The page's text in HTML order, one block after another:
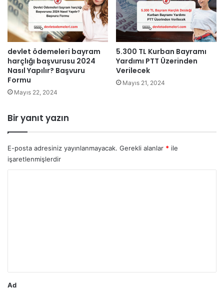
devlet ödemeleri bayram
harçlığı başvurusu 2024
Nasıl Yapılır? Başvuru
Formu
Mayıs 22, 2024
5.300 TL Kurban Bayramı
Yardımı PTT Üzerinden
Verilecek
Mayıs 21, 2024
Bir yanıt yazın
E-posta adresiniz yayınlanmayacak. Gerekli alanlar * ile
işaretlenmişlerdir
Ad